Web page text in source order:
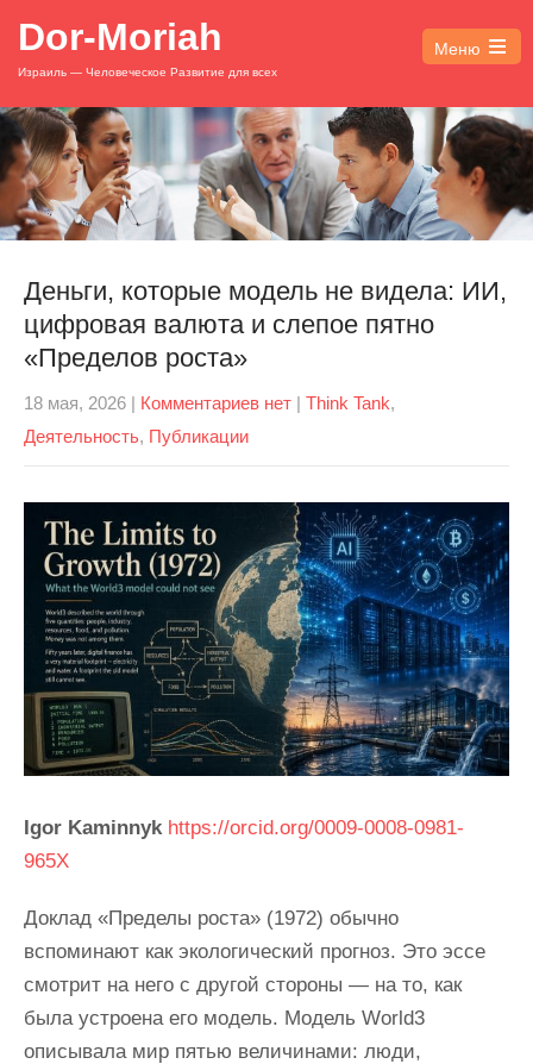
Dor-Moriah
Израиль — Человеческое Развитие для всех
Меню
Open
main
menu
Деньги, которые модель не видела: ИИ,
цифровая валюта и слепое пятно
«Пределов роста»
18 мая, 2026 | Комментариев нет | Think Tank,
Деятельность, Публикации
Igor Kaminnyk https://orcid.org/0009-0008-0981-
965X
Доклад «Пределы роста» (1972) обычно
вспоминают как экологический прогноз. Это эссе
смотрит на него с другой стороны — на то, как
была устроена его модель. Модель World3
описывала мир пятью величинами: люди,